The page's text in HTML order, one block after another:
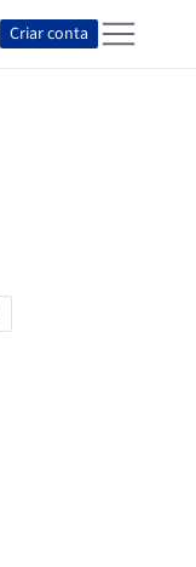
Criar conta